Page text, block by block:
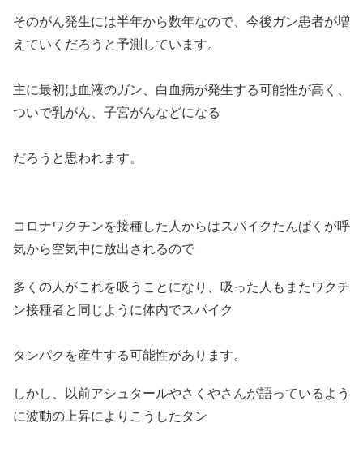
そのがん発生には半年から数年なので、今後ガン患者が増
えていくだろうと予測しています。
主に最初は血液のガン、白血病が発生する可能性が高く、
ついで乳がん、子宮がんなどになる
だろうと思われます。
コロナワクチンを接種した人からはスパイクたんぱくが呼
気から空気中に放出されるので
多くの人がこれを吸うことになり、吸った人もまたワクチ
ン接種者と同じように体内でスパイク
タンパクを産生する可能性があります。
しかし、以前アシュタールやさくやさんが語っているよう
に波動の上昇によりこうしたタン